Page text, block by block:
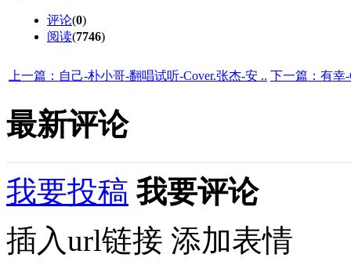
评论(0)
阅读(7746)
上一篇：自己-朴小哥-翻唱试听-Cover.张杰-安 .. 下一篇：有幸-
最新评论
我要投稿 我要评论
插入url链接 添加表情